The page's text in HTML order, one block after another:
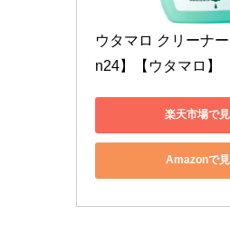
ウタマロ クリーナ
n24】【ウタマロ】
楽天市場で
Amazonで